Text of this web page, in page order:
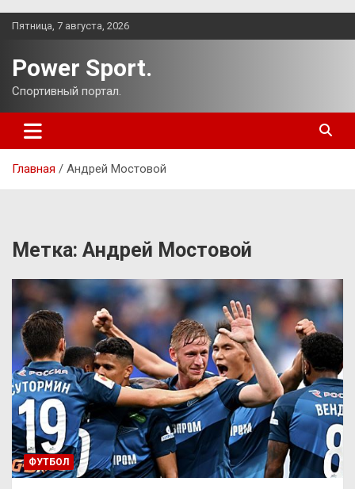
Перейти
Пятница, 7 августа, 2026
Power Sport.
Спортивный портал.
Главная Андрей Мостовой
Метка: Андрей Мостовой
ФУТБОЛ